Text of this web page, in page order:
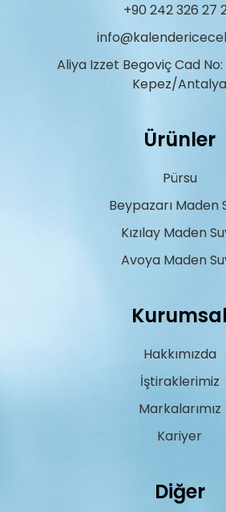
+90 242 326 27
Aliya Izzet Begoviç Cad No:
Kepez/Antalya
Ürünler
Pürsu
Beypazarı Maden
Kızılay Maden
Avoya Maden
Kurumsal
Hakkımızda
İştiraklerimiz
Markalarımız
Kariyer
Diğer